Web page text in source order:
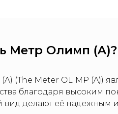
Метр Олимп (А)?
(The Meter OLIMP (A))
благодаря высоким
вид делают её